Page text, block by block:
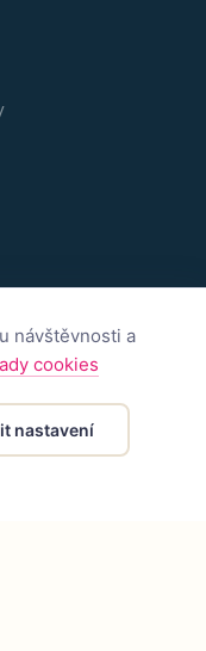
návštěvnosti a
cookies
nastavení